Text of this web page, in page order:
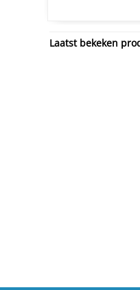
Laatst bekeken